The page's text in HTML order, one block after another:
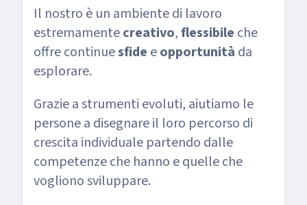
Il nostro è un ambiente di lavoro
estremamentecreativo,flessibile che
offre continuesfide eopportunità da
esplorare.
Grazie a strumenti evoluti, aiutiamo le
persone a disegnare il loro percorso di
crescita individuale partendo dalle
competenze che hanno e quelle che
vogliono sviluppare.